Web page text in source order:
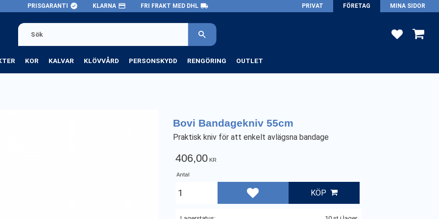
PRISGARANTI verified KLARNA payment FRI FRAKT MED DHL local_shipping PRIVAT FÖRETAG MINA SIDOR
FAVORITER
KOR KALVAR KLÖVVÅRD PERSONSKYDD RENGÖRING OUTLET
Bovi Bandagekniv 55cm
Praktisk kniv för att enkelt avlägsna bandage
406,00 KR
Antal
KÖP
Lägg till i favoriter